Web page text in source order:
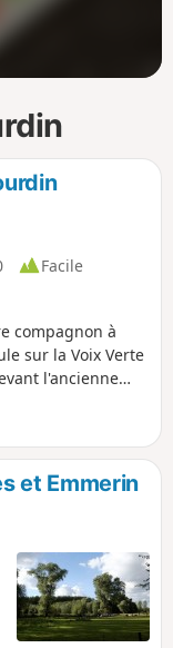
Facile
compagnon à
sur la Voix Verte
l'ancienne
et Emmerin